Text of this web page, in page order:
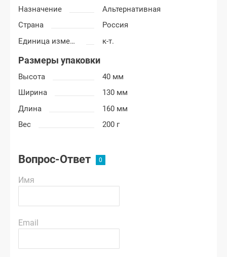
Назначение
Альтернативная
Страна
Россия
Единица измерения
к-т.
Размеры упаковки
Высота
40 мм
Ширина
130 мм
Длина
160 мм
Вес
200 г
Вопрос-Ответ
Имя
Email